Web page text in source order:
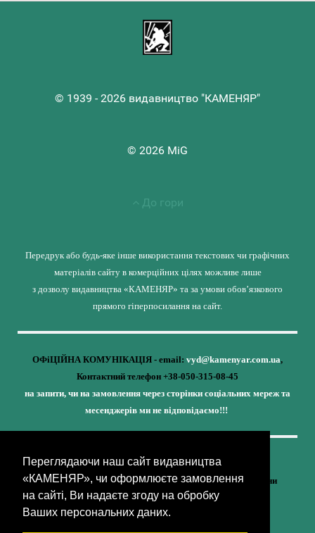
Переглядаючи наш сайт видавництва
«КАМЕНЯР», чи оформлюєте замовлення
на сайті, Ви надаєте згоду на обробку
Ваших персональних даних.
© 1939 - 2026 видавництво "КАМЕНЯР"
© 2026 MiG
До гори
Передрук або будь-яке інше використання текстових чи графічних
матеріалів сайту в комерційних цілях можливе лише
з дозволу видавництва «КАМЕНЯР» та за умови обов’язкового
прямого гіперпосилання на сайт.
ОФіЦІЙНА КОМУНІКАЦІЯ - email: vyd@kamenyar.com.ua,
Контактний телефон +38-050-315-08-45
на запити, чи на замовлення через сторінки соціальних мереж та
месенджерів ми не відповідаємо!!!
Кожне наше видання - це внесок у спротив,
у збереження ідентичності та неминучу перемогу України
(видавництво «КАМЕНЯР»)